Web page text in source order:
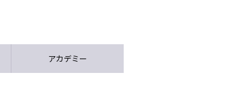
アカデミー